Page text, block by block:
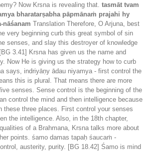
Now Krsna is revealing that. tasmāt tvam
bharatarṣabha pāpmānaṁ prajahi hy
nāśanam Translation Therefore, O Arjuna, best
very beginning curb this great symbol of sin
senses, and slay this destroyer of knowledge
3.41] Krsna has given us the name and
Now He is giving us the strategy how to curb
says, indriyāṇy ādau niyamya - first control the
this is plural. That means there are more
senses. Sense control is the beginning of the
control the mind and then intelligence because
these three places. First control your senses
the intelligence. Also, in the 18th chapter,
of a Brahmana, Krsna talks more about
points. śamo damas tapaḥ śaucaṁ -
austerity, purity. [BG 18.42] Śamo is mind